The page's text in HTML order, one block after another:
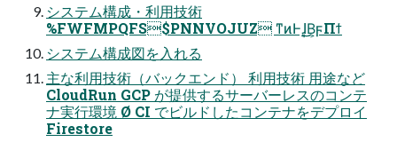
システム構成・利⽤技術
%FWFMPQFS$PNNVOJUZ ͳͷͰɺ͔͜͜Β͕ϝΠϯ
システム構成図を⼊れる
主な利⽤技術（バックエンド） 利⽤技術 ⽤途など
CloudRun GCP が提供するサーバーレスのコンテ
ナ実⾏環境 Ø CI でビルドしたコンテナをデプロイ
Firestore